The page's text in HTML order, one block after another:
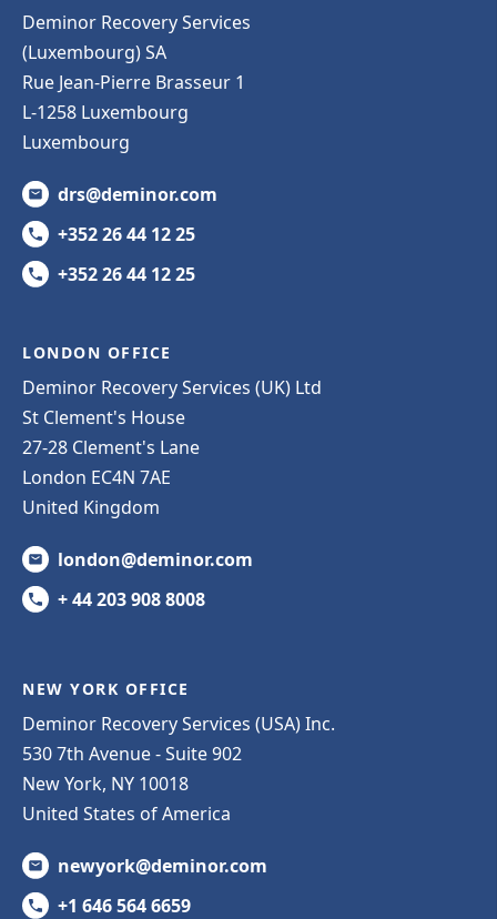
Deminor Recovery Services
(Luxembourg) SA
Rue Jean-Pierre Brasseur 1
L-1258 Luxembourg
Luxembourg
drs@deminor.com
+352 26 44 12 25
+352 26 44 12 25
LONDON OFFICE
Deminor Recovery Services (UK) Ltd
St Clement's House
27-28 Clement's Lane
London EC4N 7AE
United Kingdom
london@deminor.com
+ 44 203 908 8008
NEW YORK OFFICE
Deminor Recovery Services (USA) Inc.
530 7th Avenue - Suite 902
New York, NY 10018
United States of America
newyork@deminor.com
+1 646 564 6659